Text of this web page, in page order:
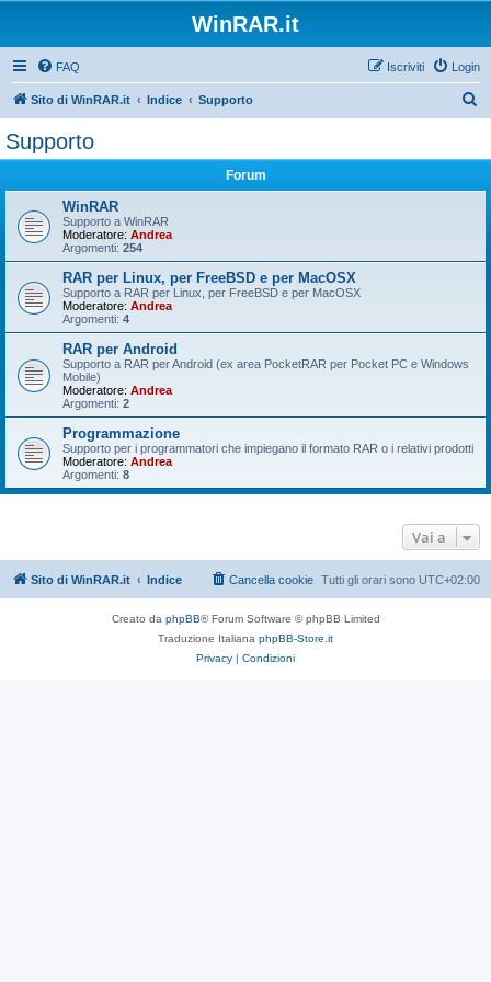
WinRAR.it
FAQ Login
Iscriviti
Sito di WinRAR.it Indice Supporto
Supporto
Forum
WinRAR
Supporto a WinRAR
Moderatore: Andrea
Argomenti: 254
RAR per Linux, per FreeBSD e per MacOSX
Supporto a RAR per Linux, per FreeBSD e per MacOSX
Moderatore: Andrea
Argomenti: 4
RAR per Android
Supporto a RAR per Android (ex area PocketRAR per Pocket PC e Windows
Mobile)
Moderatore: Andrea
Argomenti: 2
Programmazione
Supporto per i programmatori che impiegano il formato RAR o i relativi prodotti
Moderatore: Andrea
Argomenti: 8
Vai a
Sito di WinRAR.it Indice Tutti gli orari sono UTC+02:00
Cancella cookie
Creato da phpBB® Forum Software © phpBB Limited
Traduzione Italiana phpBB-Store.it
Privacy | Condizioni